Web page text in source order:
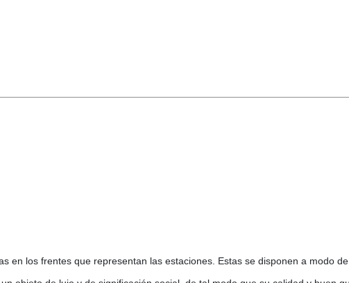
los frentes que representan las estaciones. Estas se disponen a modo